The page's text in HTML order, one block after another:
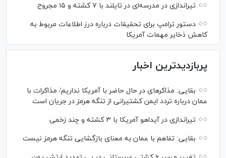
تیراندازی در مدرسه‌ای در تایلند با ۷ کشته و ۱۵ مجروح
دستور ترامپ برای تحقیقات درباره درز اطلاعات مربوط به
کاهش ذخایر مهمات آمریکا
پربازدیدترین اخبار
بقایی: مذاکره‎ای در حال حاضر با آمریکا نداریم/ مذاکرات با
عمان درباره تردد ایمن کشتیرانی از تنگه هرمز در جریان است
تیراندازی در آیداهو آمریکا با ۳ کشته و چند زخمی
بقایی: تفاهم با عمان به معنای بازگشایی تنگه هرمز نیست